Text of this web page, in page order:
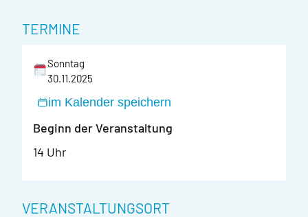
TERMINE
Sonntag
30.11.2025
im Kalender speichern
Beginn der Veranstaltung
14 Uhr
VERANSTALTUNGSORT